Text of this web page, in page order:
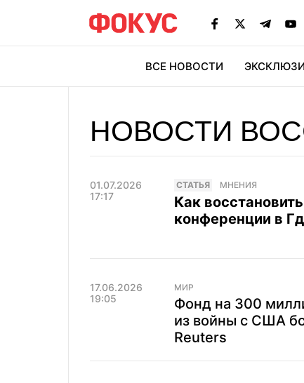
ВСЕ НОВОСТИ
НОВОСТИ
01.07.2026
17:17
CТАТЬЯ МНЕНИЯ
Как
конференции в
17.06.2026
19:05
МИР
Фонд на 300
из войны с США
Reuters